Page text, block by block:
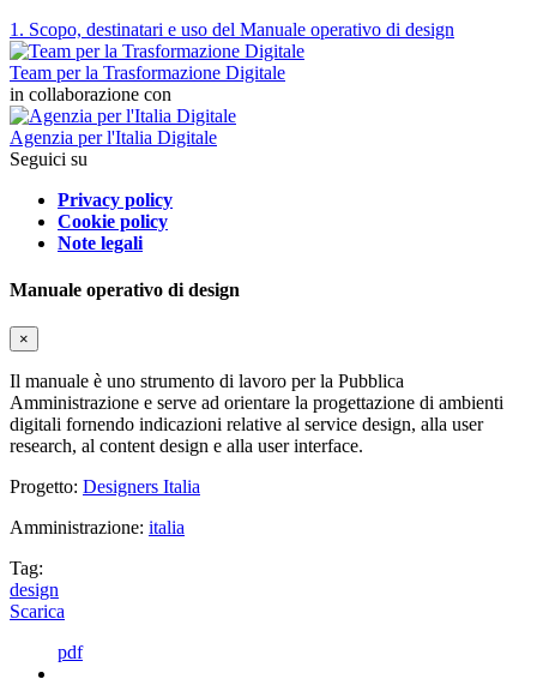
1. Scopo, destinatari e uso del Manuale operativo di design
Team per la Trasformazione Digitale
in collaborazione con
Agenzia per l'Italia Digitale
Seguici su
Privacy policy
Cookie policy
Note legali
Manuale operativo di design
×
Il manuale è uno strumento di lavoro per la Pubblica
Amministrazione e serve ad orientare la progettazione di ambienti
digitali fornendo indicazioni relative al service design, alla user
research, al content design e alla user interface.
Progetto: Designers Italia
Amministrazione: italia
Tag:
design
Scarica
pdf